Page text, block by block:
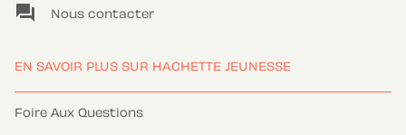
question_answer Nous contacter
EN SAVOIR PLUS SUR HACHETTE JEUNESSE
Foire Aux Questions